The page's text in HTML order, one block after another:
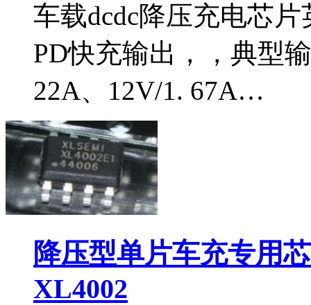
车载dcdc降压充电芯
PD快充输出，，典型
22A、12V/1. 67A…
降压型单片车充专用
XL4002